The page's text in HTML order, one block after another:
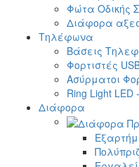
Φώτα Οδικής
Διάφορα
Τηλέφωνα
Βάσεις
Φορτιστές
Ασύρματοι
Ring Light LED
Διάφορα